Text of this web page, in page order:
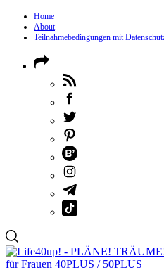
Home
About
Teilnahmebedingungen mit